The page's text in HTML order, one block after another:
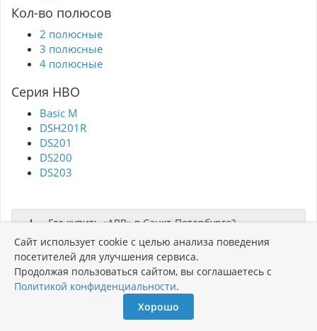
Кол-во полюсов
2 полюсные
3 полюсные
4 полюсные
Серия НВО
Basic M
DSH201R
DS201
DS200
DS203
Где купить «ABB» в Санкт-Петербурге?
Сколько стоит «ABB»?
Сайт использует cookie с целью анализа поведения
посетителей для улучшения сервиса.
Продолжая пользоваться сайтом, вы соглашаетесь с
Политикой конфиденциальности.
Хорошо